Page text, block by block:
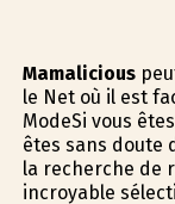
Mamalicious
le Net où il est
ModeSi vous
êtes sans doute
la recherche de
incroyable